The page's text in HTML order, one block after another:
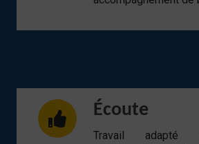
Écoute
Travail adapté